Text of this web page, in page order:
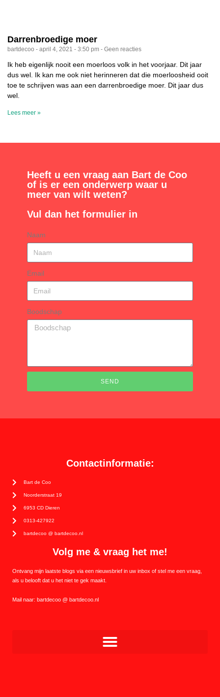
Darrenbroedige moer
bartdecoo april 4, 2021 3:50 pm Geen reacties
Ik heb eigenlijk nooit een moerloos volk in het voorjaar. Dit jaar
dus wel. Ik kan me ook niet herinneren dat die moerloosheid ooit
toe te schrijven was aan een darrenbroedige moer. Dit jaar dus
wel.
Lees meer »
Heeft u een vraag aan Bart de Coo
of is er een onderwerp waar u
meer van wilt weten?
Vul dan het formulier in
Naam
Email
Boodschap
SEND
Volg me & vraag het me!
Ontvang mijn laatste blogs via een nieuwsbrief in uw inbox of stel me een vraag,
als u belooft dat u het niet te gek maakt.
Mail naar: bartdecoo @ bartdecoo.nl
Contactinformatie:
Bart de Coo
Noorderstraat 19
6953 CD Dieren
0313-427922
bartdecoo @ bartdecoo.nl